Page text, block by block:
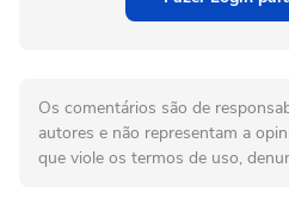
Os comentários são de
autores e não representam a
que viole os termos de uso,